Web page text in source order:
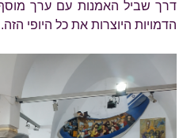
דרך שביל האמנות עם ערך
הדמויות היוצרות את כל היופי הזה.